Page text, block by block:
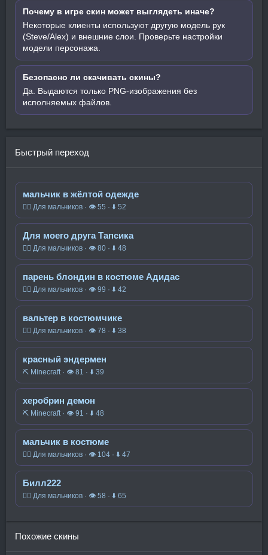
Почему в игре скин может выглядеть иначе?
Некоторые клиенты используют другую модель рук
(Steve/Alex) и внешние слои. Проверьте настройки
модели персонажа.
Безопасно ли скачивать скины?
Да. Выдаются только PNG-изображения без
исполняемых файлов.
Быстрый переход
мальчик в жёлтой одежде
🧍‍♂️ Для мальчиков · 👁 55 · ⬇ 52
Для моего друга Тапсика
🧍‍♂️ Для мальчиков · 👁 80 · ⬇ 48
парень блондин в костюме Адидас
🧍‍♂️ Для мальчиков · 👁 99 · ⬇ 42
вальтер в костюмчике
🧍‍♂️ Для мальчиков · 👁 78 · ⬇ 38
красный эндермен
⛏️ Minecraft · 👁 81 · ⬇ 39
херобрин демон
⛏️ Minecraft · 👁 91 · ⬇ 48
мальчик в костюме
🧍‍♂️ Для мальчиков · 👁 104 · ⬇ 47
Билл222
🧍‍♂️ Для мальчиков · 👁 58 · ⬇ 65
Похожие скины